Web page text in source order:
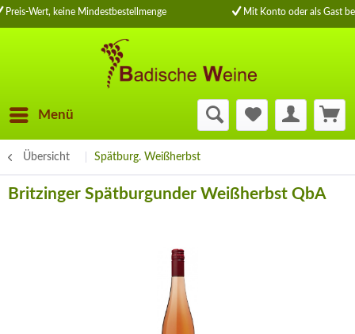
Preis-Wert, keine Mindestbestellmenge Mit Konto oder als Gast
Menü
Übersicht Spätburg. Weißherbst
Britzinger Spätburgunder Weißherbst QbA